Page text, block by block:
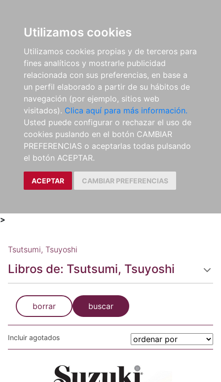
Utilizamos cookies
Utilizamos cookies propias y de terceros para
fines analíticos y mostrarle publicidad
relacionada con sus preferencias, en base a
un perfil elaborado a partir de su hábitos de
navegación (por ejemplo, sitios web
visitados). Clica aquí para más información.
Usted puede configurar o rechazar el uso de
cookies puslando en el botón CAMBIAR
PREFERENCIAS o aceptarlas todas pulsando
el botón ACEPTAR.
ACEPTAR CAMBIAR PREFERENCIAS
>
Tsutsumi, Tsuyoshi
Libros de: Tsutsumi, Tsuyoshi
borrar buscar
Incluir agotados